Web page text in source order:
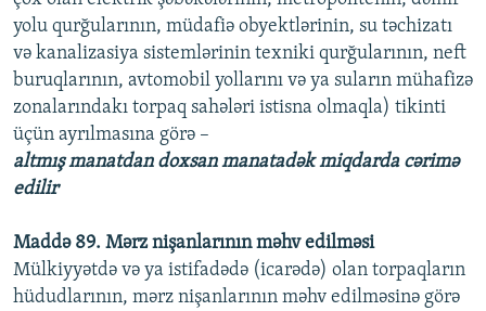
yolu qurğularının, müdafiə obyektlərinin, su təchizatı
və kanalizasiya sistemlərinin texniki qurğularının, neft
buruqlarının, avtomobil yollarını və ya suların mühafizə
zonalarındakı torpaq sahələri istisna olmaqla) tikinti
üçün ayrılmasına görə –
altmış manatdan doxsan manatadək miqdarda cərimə
edilir
Maddə 89. Mərz nişanlarının məhv edilməsi
Mülkiyyətdə və ya istifadədə (icarədə) olan torpaqların
hüdudlarının, mərz nişanlarının məhv edilməsinə görə